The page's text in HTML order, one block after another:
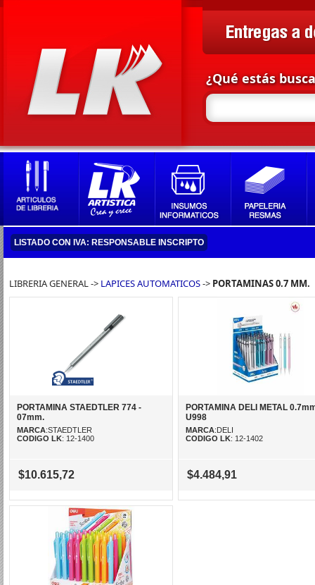
¿Qué estás
LISTADO CON IVA: RESPONSABLE INSCRIPTO
LIBRERIA GENERAL -> LAPICES AUTOMATICOS-> PORTAMINAS 0.7 MM.
PORTAMINA STAEDTLER 774 -
07mm.
MARCA:STAEDTLER
CODIGO LK: 12-1400
$10.615,72
PORTAMINA DELI METAL
U998
MARCA:DELI
CODIGO LK: 12-1402
$4.484,91